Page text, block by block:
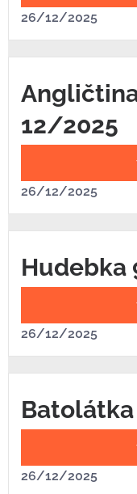
26/12/2025
12/2025
26/12/2025
Hudebka
26/12/2025
26/12/2025